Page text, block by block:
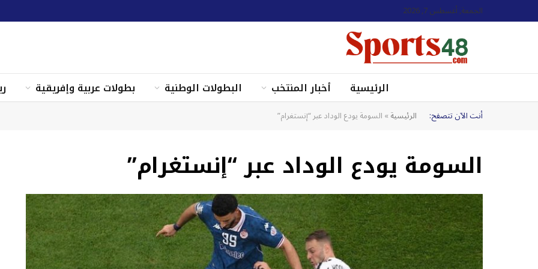
الجمعة, أغسطس 7, 2026
الرئيسية أخبار المنتخب البطولات الوطنية بطولات عربية وإفريقية
أنت الآن تتصفح: الرئيسية»السومة يودع الوداد عبر “إنستغرام”
السومة يودع الوداد عبر “إنستغرام”